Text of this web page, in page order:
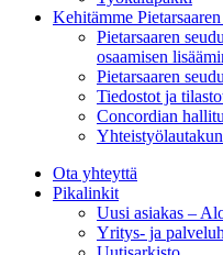
Kehitämme Pietarsaaren
Pietarsaaren
osaamisen
Pietarsaaren
Tiedostot ja
Concordian
Ota yhteyttä
Pikalinkit
Uusi asiakas –
Yritys- ja